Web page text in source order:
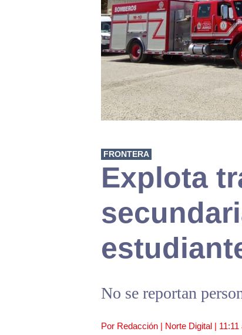
FRONTERA
Explota
No se reportan
Por Redacción | Norte Digital | 11:11